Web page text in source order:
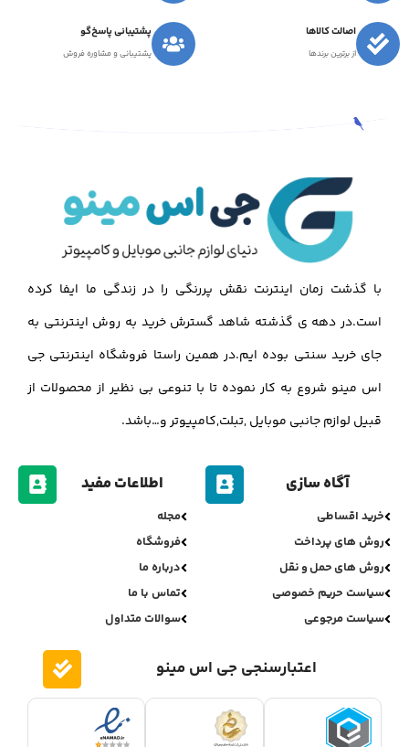
اصالت کالاها
از برترین برندها
پشتیبانی پاسخ‌گو
پشتیبانی و مشاوره فروش
با گذشت زمان اینترنت نقش پررنگی را در زندگی ما ایفا کرده
است.در دهه ی گذشته شاهد گسترش خرید به روش اینترنتی به
جای خرید سنتی بوده ایم.در همین راستا فروشگاه اینترنتی جی
اس مینو شروع به کار نموده تا با تنوعی بی نظیر از محصولات از
قبیل لوازم جانبی موبایل ,تبلت,کامپیوتر و…باشد.
آگاه سازی
خرید اقساطی
روش های پرداخت
روش های حمل و نقل
سیاست حریم خصوصی
سیاست مرجوعی
اطلاعات مفید
مجله
فروشگاه
درباره ما
تماس با ما
سوالات متداول
اعتبارسنجی جی اس مینو